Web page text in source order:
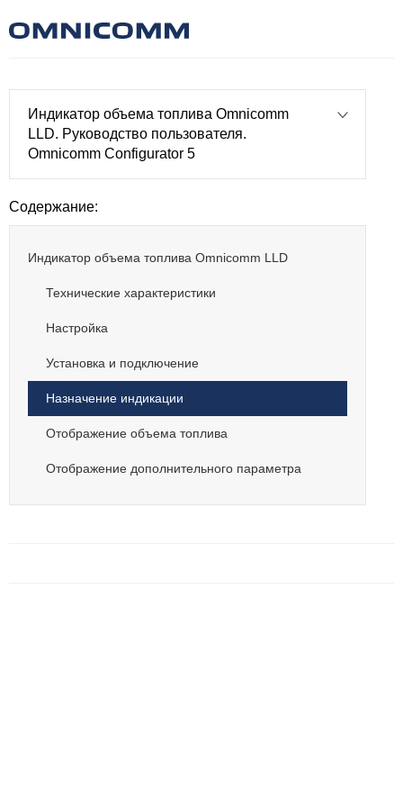
Индикатор объема топлива Omnicomm
LLD. Руководство пользователя.
Omnicomm Configurator 5
Содержание:
Индикатор объема топлива Omnicomm LLD
Технические характеристики
Настройка
Установка и подключение
Назначение индикации
Отображение объема топлива
Отображение дополнительного параметра